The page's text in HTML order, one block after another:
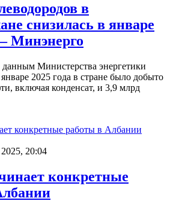
в
снизилась в январе
Минэнерго
Министерства энергетики
2025 года в стране было добыто
включая конденсат, и 3,9 млрд
20:04
конкретные